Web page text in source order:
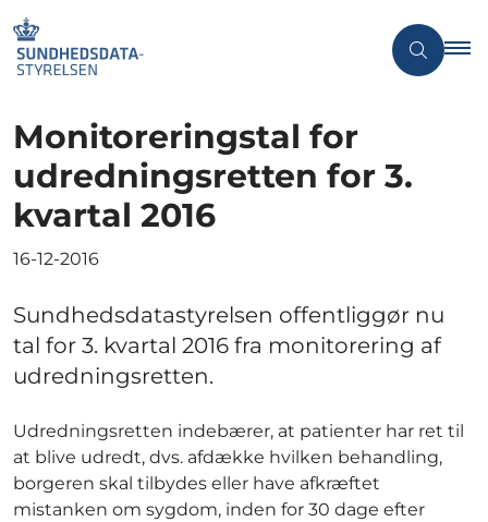
Monitoreringstal for
udredningsretten for 3.
kvartal 2016
16-12-2016
Sundhedsdatastyrelsen offentliggør nu
tal for 3. kvartal 2016 fra monitorering af
udredningsretten.
Udredningsretten indebærer, at patienter har ret til
at blive udredt, dvs. afdække hvilken behandling,
borgeren skal tilbydes eller have afkræftet
mistanken om sygdom, inden for 30 dage efter